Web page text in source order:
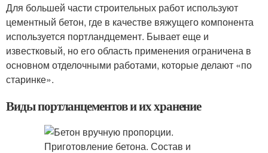
Для большей части строительных работ используют
цементный бетон, где в качестве вяжущего компонента
используется портландцемент. Бывает еще и
известковый, но его область применения ограничена в
основном отделочными работами, которые делают «по
старинке».
Виды портланцементов и их хранение